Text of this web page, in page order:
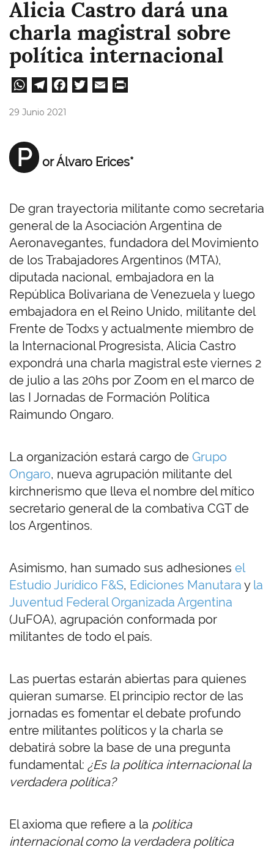
Alicia Castro dará una
charla magistral sobre
política internacional
W
A
pp
Te
m
Fa
29 Junio 2021
P or Álvaro Erices*
De gran trayectoria militante como secretaria
general de la Asociación Argentina de
Aeronavegantes, fundadora del Movimiento
de los Trabajadores Argentinos (MTA),
diputada nacional, embajadora en la
República Bolivariana de Venezuela y luego
embajadora en el Reino Unido, militante del
Frente de Todxs y actualmente miembro de
la Internacional Progresista, Alicia Castro
expondrá una charla magistral este viernes 2
de julio a las 20hs por Zoom en el marco de
las I Jornadas de Formación Política
Raimundo Ongaro.
La organización estará cargo de Grupo
Ongaro, nueva agrupación militante del
kirchnerismo que lleva el nombre del mítico
secretario general de la combativa CGT de
los Argentinos.
Asimismo, han sumado sus adhesiones el
Estudio Jurídico F&S, Ediciones Manutara y la
Juventud Federal Organizada Argentina
(JuFOA), agrupación conformada por
militantes de todo el país.
Las puertas estarán abiertas para quienes
quieran sumarse. El principio rector de las
jornadas es fomentar el debate profundo
entre militantes políticos y la charla se
debatirá sobre la base de una pregunta
fundamental: ¿Es la política internacional la
verdadera política?
El axioma que refiere a la política
internacional como la verdadera política